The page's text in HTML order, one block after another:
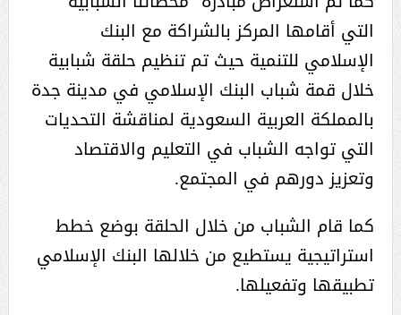
التي أقامها المركز بالشراكة مع البنك
الإسلامي للتنمية حيث تم تنظيم حلقة شبابية
خلال قمة شباب البنك الإسلامي في مدينة جدة
بالمملكة العربية السعودية لمناقشة التحديات
التي تواجه الشباب في التعليم والاقتصاد
وتعزيز دورهم في المجتمع.
كما قام الشباب من خلال الحلقة بوضع خطط
استراتيجية يستطيع من خلالها البنك الإسلامي
تطبيقها وتفعيلها.